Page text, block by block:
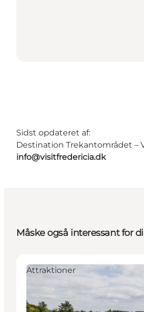
Sidst opdateret af:
Destination Trekantområdet –
info@visitfredericia.dk
Måske også interessant for
Attraktioner